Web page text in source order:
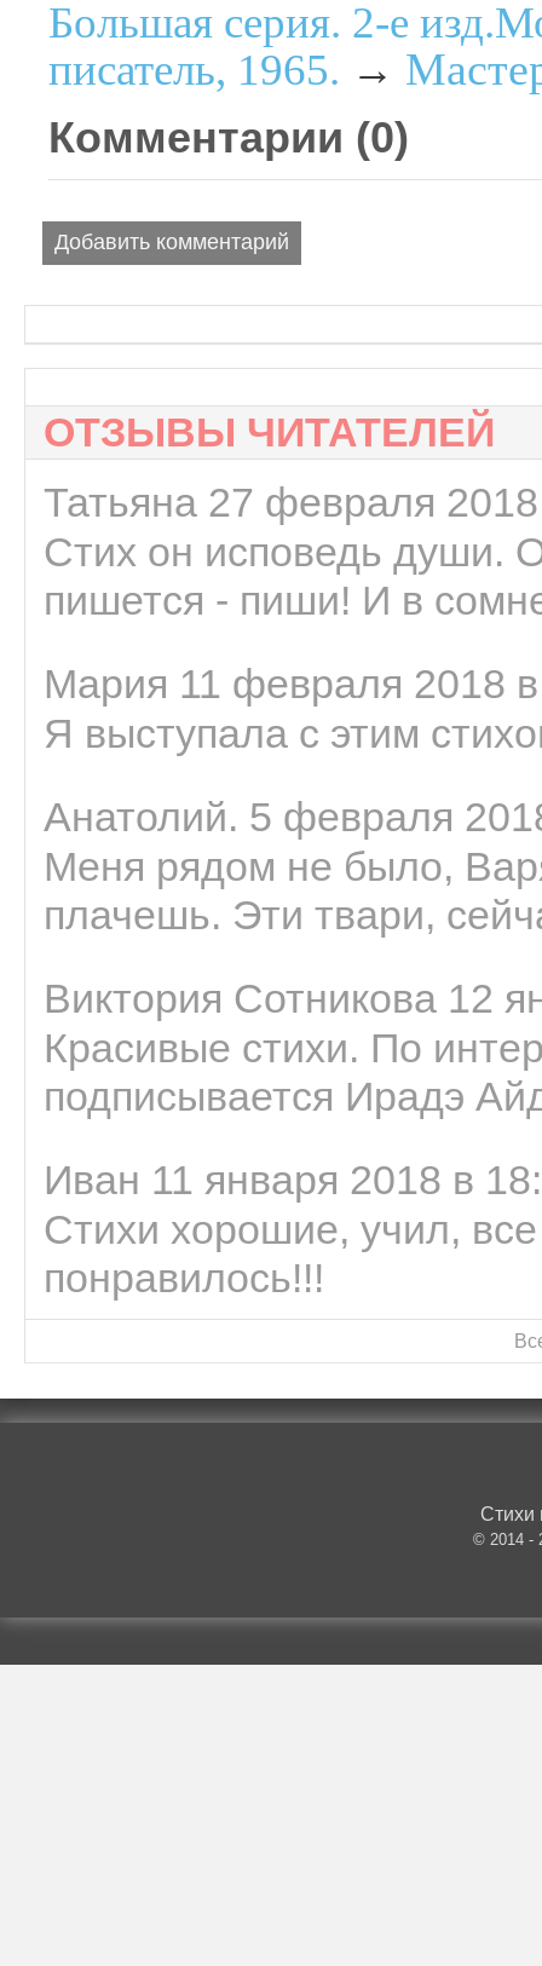
Большая серия. 2-е
писатель, 1965. →
Комментарии (0)
Добавить комментарий
ОТЗЫВЫ ЧИТАТЕЛЕЙ
Татьяна 27 февраля
Стих он исповедь души.
пишется - пиши! И в
Мария 11 февраля 2018
Я выступала с этим
Анатолий. 5 февраля
Меня рядом не было,
плачешь. Эти твари,
Виктория Сотникова 12
Красивые стихи. По
подписывается Ирадэ
Иван 11 января 2018 в
Стихи хорошие, учил,
понравилось!!!
Стихи
© 2014 -